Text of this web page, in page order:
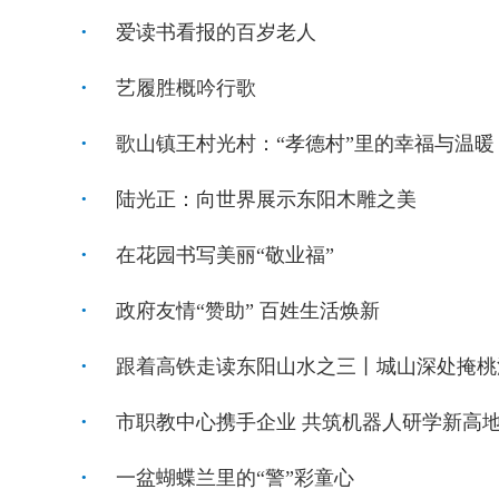
爱读书看报的百岁老人
艺履胜概吟行歌
歌山镇王村光村：“孝德村”里的幸福与温暖
陆光正：向世界展示东阳木雕之美
在花园书写美丽“敬业福”
政府友情“赞助” 百姓生活焕新
跟着高铁走读东阳山水之三丨城山深处掩
市职教中心携手企业 共筑机器人研学新高
一盆蝴蝶兰里的“警”彩童心